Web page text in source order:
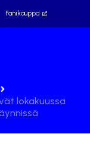
Fanikauppa
lokakuussa